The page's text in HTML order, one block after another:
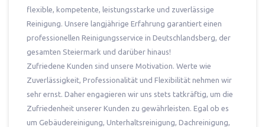
flexible, kompetente, leistungsstarke und zuverlässige
Reinigung. Unsere langjährige Erfahrung garantiert einen
professionellen Reinigungsservice in Deutschlandsberg, der
gesamten Steiermark und darüber hinaus!
Zufriedene Kunden sind unsere Motivation. Werte wie
Zuverlässigkeit, Professionalität und Flexibilität nehmen wir
sehr ernst. Daher engagieren wir uns stets tatkräftig, um die
Zufriedenheit unserer Kunden zu gewährleisten. Egal ob es
um Gebäudereinigung, Unterhaltsreinigung, Dachreinigung,